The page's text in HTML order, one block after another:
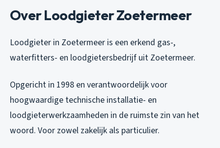
Over Loodgieter Zoetermeer
Loodgieter in Zoetermeer is een erkend gas-,
waterfitters- en loodgietersbedrijf uit Zoetermeer.
Opgericht in 1998 en verantwoordelijk voor
hoogwaardige technische installatie- en
loodgieterwerkzaamheden in de ruimste zin van het
woord. Voor zowel zakelijk als particulier.